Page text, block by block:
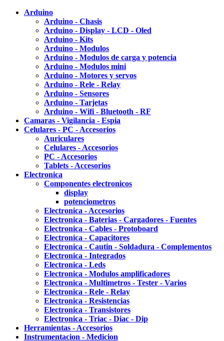
Arduino
Arduino - Chasis
Arduino - Display - LCD - Oled
Arduino - Kits
Arduino - Modulos
Arduino - Modulos de carga y potencia
Arduino - Modulos mini
Arduino - Motores y servos
Arduino - Rele - Relay
Arduino - Sensores
Arduino - Tarjetas
Arduino - Wifi - Bluetooth - RF
Camaras - Vigilancia - Espia
Celulares - PC - Accesorios
Auriculares
Celulares - Accesorios
PC - Accesorios
Tablets - Accesorios
Electronica
Componentes electronicos
display
potenciometros
Electronica - Accesorios
Electronica - Baterias - Cargadores - Fuentes
Electronica - Cables - Protoboard
Electronica - Capacitores
Electronica - Cautin - Soldadura - Complementos
Electronica - Integrados
Electronica - Leds
Electronica - Modulos amplificadores
Electronica - Multimetros - Tester - Varios
Electronica - Rele - Relay
Electronica - Resistencias
Electronica - Transistores
Electronica - Triac - Diac - Dip
Herramientas - Accesorios
Instrumentacion - Medicion